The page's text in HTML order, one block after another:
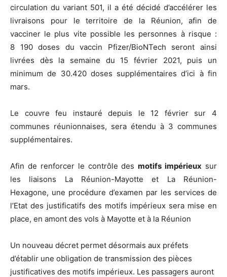
circulation du variant 501, il a été décidé d’accélérer les
livraisons pour le territoire de la Réunion, afin de
vacciner le plus vite possible les personnes à risque :
8 190 doses du vaccin Pfizer/BioNTech seront ainsi
livrées dès la semaine du 15 février 2021, puis un
minimum de 30.420 doses supplémentaires d’ici à fin
mars.
Le couvre feu instauré depuis le 12 février sur 4
communes réunionnaises, sera étendu à 3 communes
supplémentaires.
Afin de renforcer le contrôle desmotifs impérieux sur
les liaisons La Réunion-Mayotte et La Réunion-
Hexagone, une procédure d’examen par les services de
l’Etat des justificatifs des motifs impérieux sera mise en
place, en amont des vols à Mayotte et à la Réunion
Un nouveau décret permet désormais aux préfets
d’établir une obligation de transmission des pièces
justificatives des motifs impérieux. Les passagers auront